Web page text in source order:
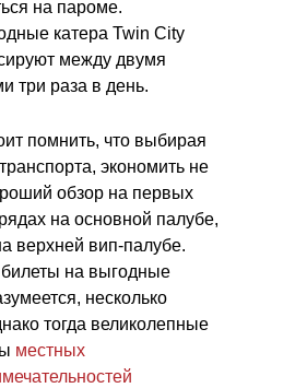
на пароме.
катера Twin City
между двумя
три раза в день.
помнить, что выбирая
экономить не
обзор на первых
на основной палубе,
верхней вип-палубе.
на выгодные
несколько
тогда великолепные
местных